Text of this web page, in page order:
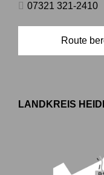
07321 321-2410
Route
LANDKREIS